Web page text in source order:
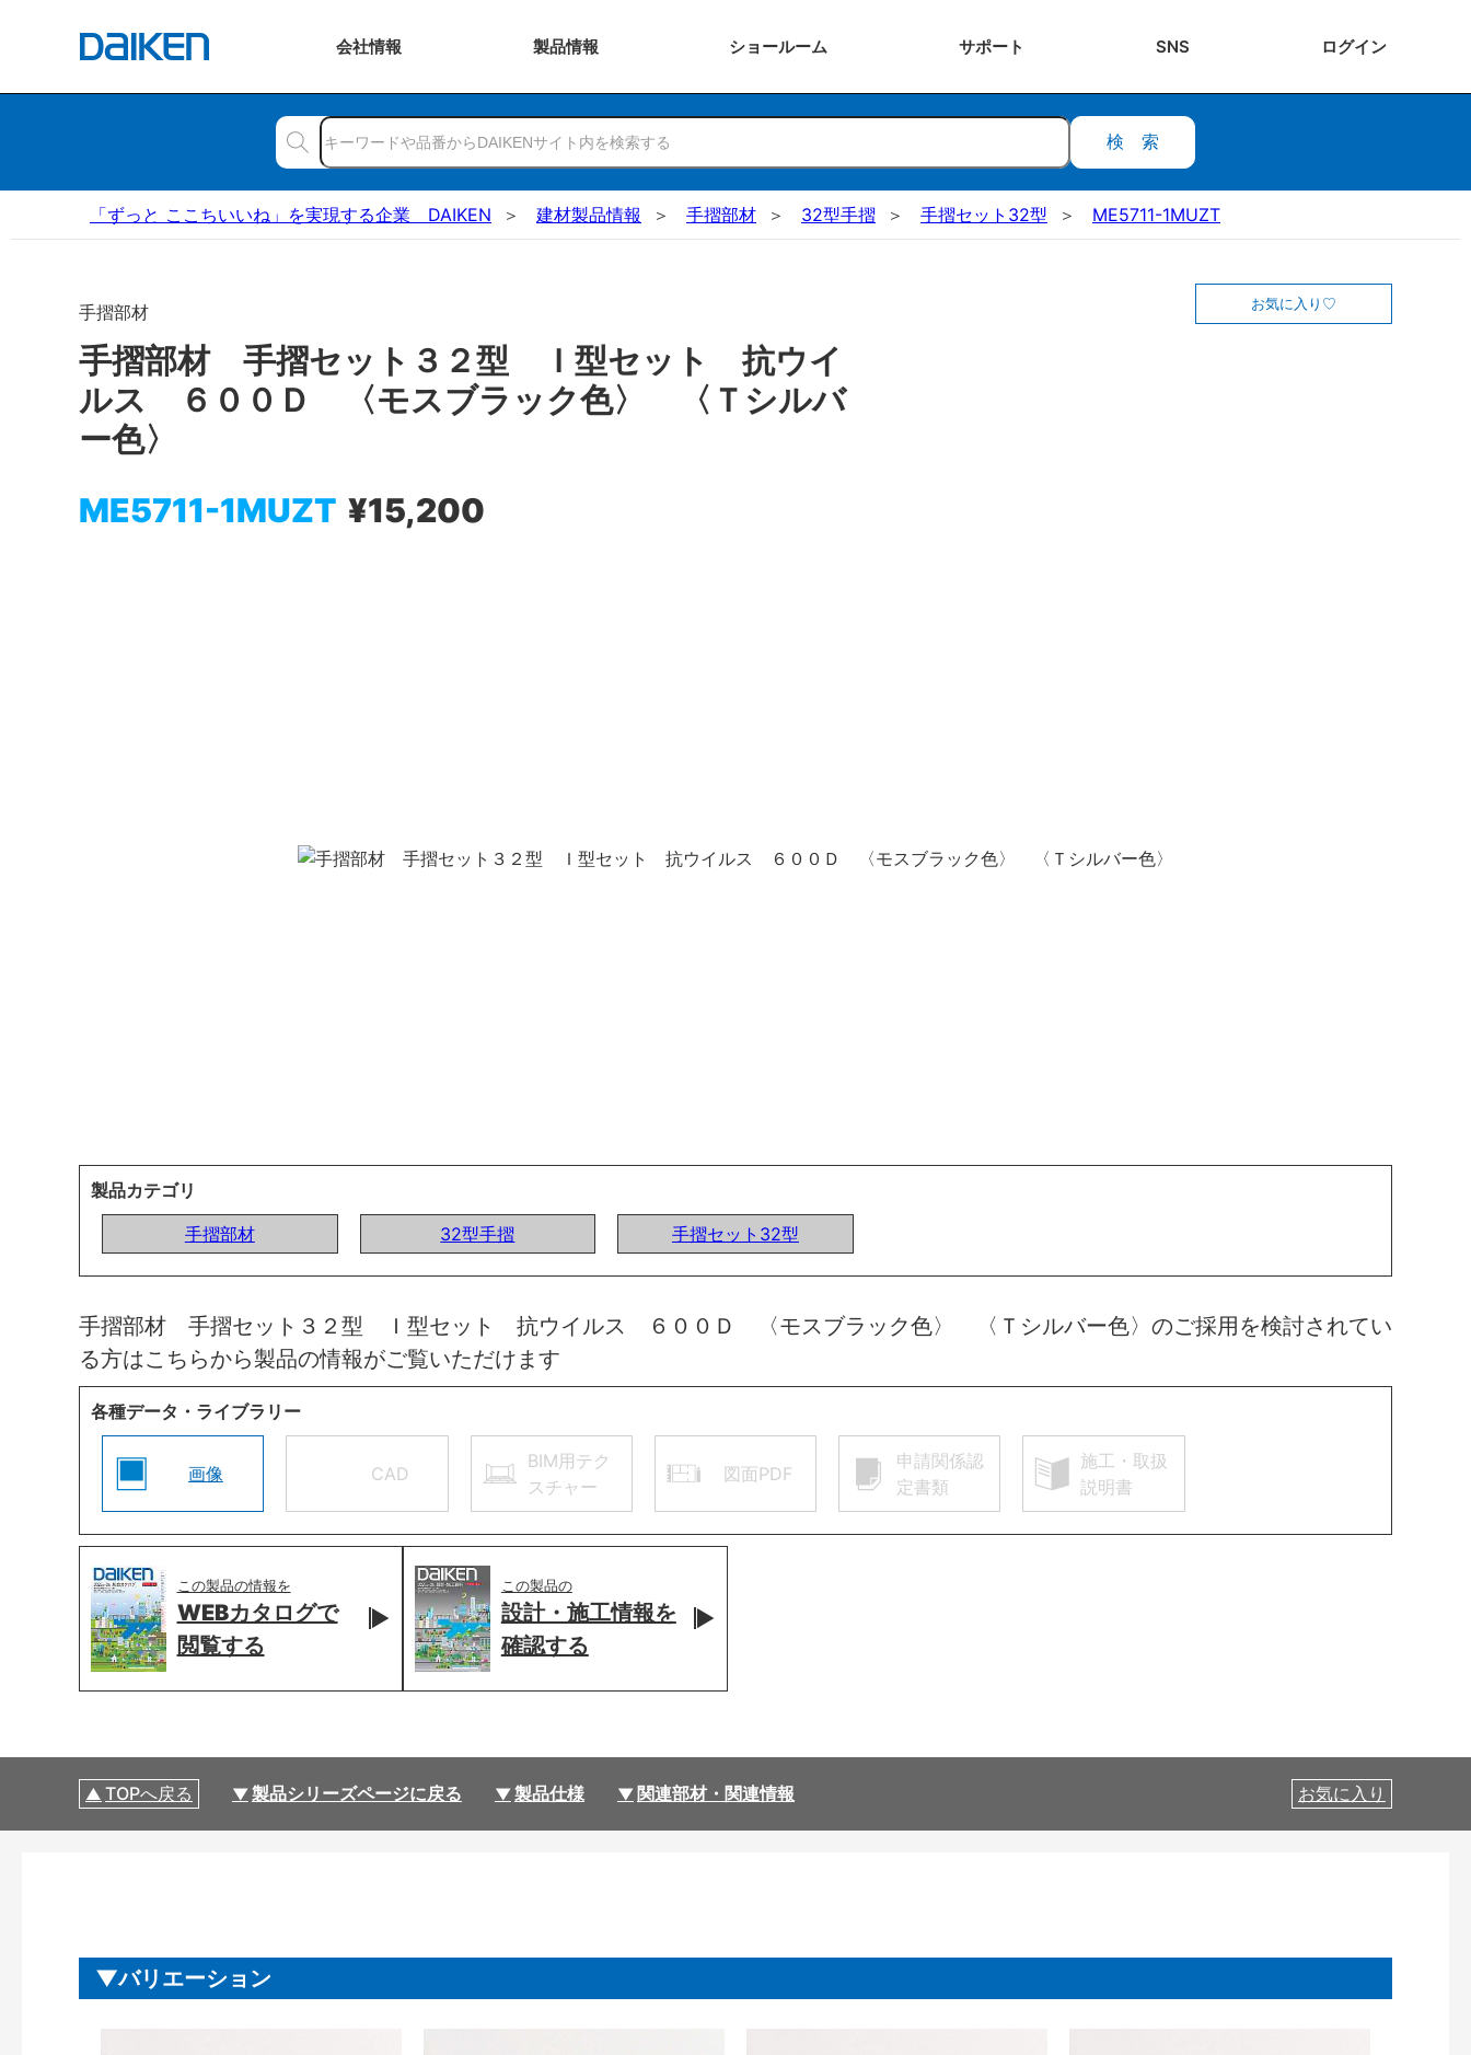
会社情報 製品情報 ショールーム サポート SNS ログイン
検索
「ずっと ここちいいね」を実現する企業 DAIKEN 建材製品情報 手摺部材 32型手摺 手摺セット32型 ME5711-1MUZT
手摺部材
手摺部材 手摺セット３２型 Ｉ型セット 抗ウイ
ルス ６００Ｄ 〈モスブラック色〉 〈Ｔシルバ
ー色〉
ME5711-1MUZT ¥15,200
お気に入り
製品カテゴリ
手摺部材
32型手摺 手摺セット32型
手摺部材 手摺セット３２型 Ｉ型セット 抗ウイルス ６００Ｄ 〈モスブラック色〉 〈Ｔシルバー色〉のご採用を検討されてい
る方はこちらから製品の情報がご覧いただけます
各種データ・ライブラリー
画像 CAD
BIM用テク
スチャー
図面PDF
申請関係認
定書類
施工・取扱
説明書
この製品の情報を
WEBカタログで
閲覧する
この製品の
設計・施工情報を
確認する
TOPへ戻る 製品シリーズページに戻る 製品仕様 関連部材・関連情報 お気に入り
バリエーション